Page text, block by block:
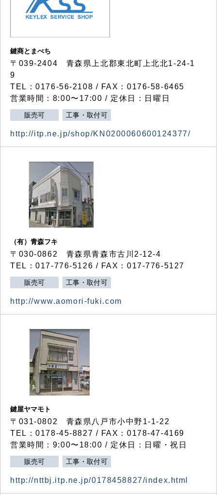
鍵商とまべち
〒039-2404 青森県上北郡東北町上北北1-24-1
9
TEL：0176-56-2108 / FAX：0176-58-6465
営業時間：8:00〜17:00 / 定休日：日曜日
販売可 工事・取付可
http://itp.ne.jp/shop/KN0200060600124377/
（有）青森フキ
〒030-0862 青森県青森市古川2-12-4
TEL：017-776-5126 / FAX：017-776-5127
販売可 工事・取付可
http://www.aomori-fuki.com
鍵屋ヤマモト
〒031-0802 青森県八戸市小中野1-1-22
TEL：0178-45-8827 / FAX：0178-47-4169
営業時間：9:00〜18:00 / 定休日：日曜・祝日
販売可 工事・取付可
http://nttbj.itp.ne.jp/0178458827/index.html